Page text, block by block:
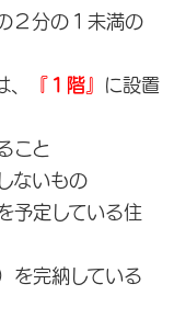
２分の１未満の
『１階』
に設置
こと
ないもの
予定している住
を完納している